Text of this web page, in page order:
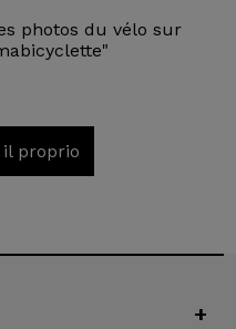
photos du vélo sur
proprio
+